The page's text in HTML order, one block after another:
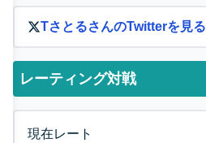
TさとるさんのTwitterを見る
レーティング対戦
現在レート